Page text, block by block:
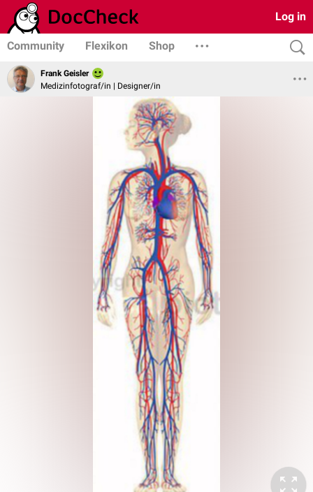
Log in
Community Flexikon Shop
Frank Geisler
Medizinfotograf/in | Designer/in